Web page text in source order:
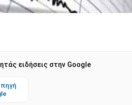
ειδήσεις στην Google